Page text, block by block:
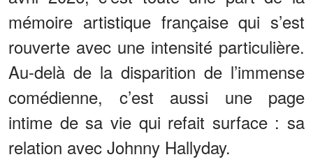
mémoire artistique française qui s’est
rouverte avec une intensité particulière.
Au-delà de la disparition de l’immense
comédienne, c’est aussi une page
intime de sa vie qui refait surface : sa
relation avec Johnny Hallyday.